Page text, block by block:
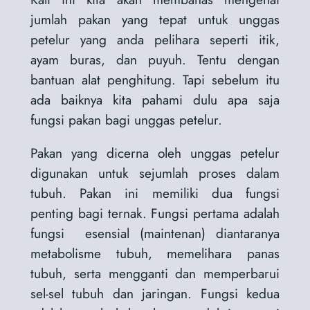
jumlah pakan yang tepat untuk unggas
petelur yang anda pelihara seperti itik,
ayam buras, dan puyuh. Tentu dengan
bantuan alat penghitung. Tapi sebelum itu
ada baiknya kita pahami dulu apa saja
fungsi pakan bagi unggas petelur.
Pakan yang dicerna oleh unggas petelur
digunakan untuk sejumlah proses dalam
tubuh. Pakan ini memiliki dua fungsi
penting bagi ternak. Fungsi pertama adalah
fungsi esensial (maintenan) diantaranya
metabolisme tubuh, memelihara panas
tubuh, serta mengganti dan memperbarui
sel-sel tubuh dan jaringan. Fungsi kedua